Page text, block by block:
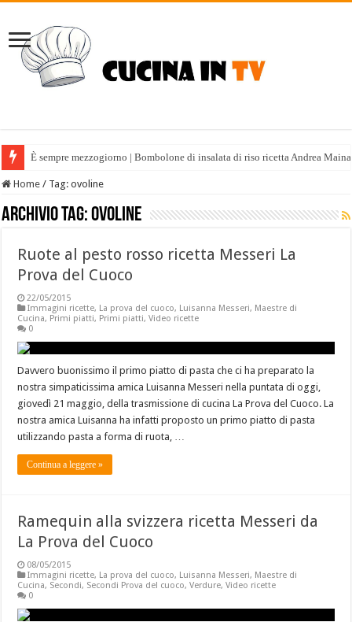
È sempre mezzogiorno | Bombolone di insalata di riso ricetta Andrea
Home / Tag:ovoline
Archivio tag:ovoline
Ruote al pesto rosso ricetta Messeri La
Prova del Cuoco
22/05/2015
Immagini ricette, La prova del cuoco, Luisanna Messeri, Maestre di
Cucina, Primi piatti, Primi piatti,Video ricette
0
Davvero buonissimo il primo piatto di pasta che ci ha preparato la
nostra simpaticissima amica Luisanna Messeri nella puntata di oggi,
giovedì 21 maggio, della trasmissione di cucina La Prova del Cuoco. La
nostra amica Luisanna ha infatti proposto un primo piatto di pasta
utilizzando pasta a forma di ruota, …
Continua a leggere »
Ramequin alla svizzera ricetta Messeri da
La Prova del Cuoco
08/05/2015
Immagini ricette, La prova del cuoco, Luisanna Messeri, Maestre di
Cucina, Secondi, Secondi Prova del cuoco,Verdure,Video ricette
0